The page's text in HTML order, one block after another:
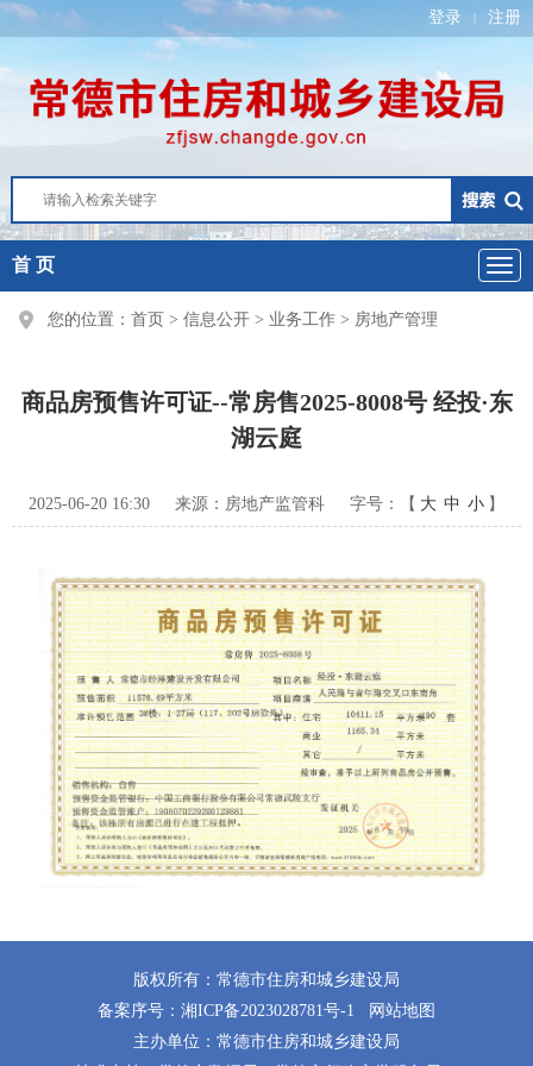
登录 | 注册
首 页
您的位置： 首页 > 信息公开 > 业务工作 > 房地产管理
商品房预售许可证--常房售2025-8008号 经投·东
湖云庭
2025-06-20 16:30 来源：房地产监管科 字号：【 大 中 小 】
版权所有：常德市住房和城乡建设局
备案序号： 湘ICP备2023028781号-1
网站地图
主办单位：常德市住房和城乡建设局